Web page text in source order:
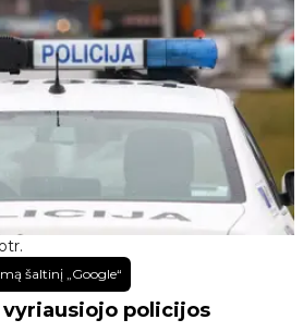
šaltinį „Google“
policijos